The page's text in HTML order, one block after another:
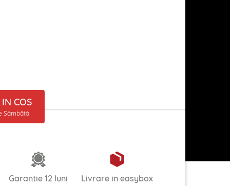
COS
Sâmbătă
Garantie 12 luni Livrare in easybox